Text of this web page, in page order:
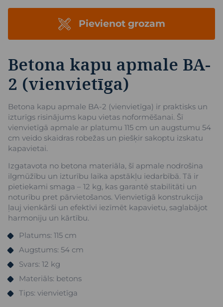
Pievienot grozam
Betona kapu apmale BA-
2 (vienvietīga)
Betona kapu apmale BA-2 (vienvietīga) ir praktisks un
izturīgs risinājums kapu vietas noformēšanai. Šī
vienvietīgā apmale ar platumu 115 cm un augstumu 54
cm veido skaidras robežas un piešķir sakoptu izskatu
kapavietai.
Izgatavota no betona materiāla, šī apmale nodrošina
ilgmūžību un izturību laika apstākļu iedarbībā. Tā ir
pietiekami smaga – 12 kg, kas garantē stabilitāti un
noturību pret pārvietošanos. Vienvietīgā konstrukcija
ļauj vienkārši un efektīvi iezīmēt kapavietu, saglabājot
harmoniju un kārtību.
Platums: 115 cm
Augstums: 54 cm
Svars: 12 kg
Materiāls: betons
Tips: vienvietīga